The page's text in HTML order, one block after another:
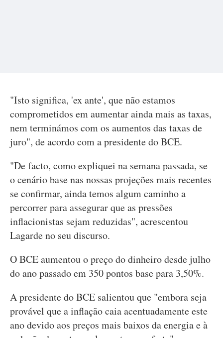
"Isto significa, 'ex ante', que não estamos
comprometidos em aumentar ainda mais as taxas,
nem terminámos com os aumentos das taxas de
juro", de acordo com a presidente do BCE.
"De facto, como expliquei na semana passada, se
o cenário base nas nossas projeções mais recentes
se confirmar, ainda temos algum caminho a
percorrer para assegurar que as pressões
inflacionistas sejam reduzidas", acrescentou
Lagarde no seu discurso.
O BCE aumentou o preço do dinheiro desde julho
do ano passado em 350 pontos base para 3,50%.
A presidente do BCE salientou que "embora seja
provável que a inflação caia acentuadamente este
ano devido aos preços mais baixos da energia e à